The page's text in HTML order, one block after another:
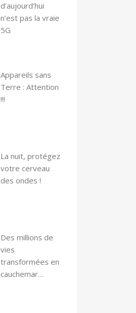
d’aujourd’hui
n’est pas la vraie
5G
Appareils sans
Terre : Attention
!!!
La nuit, protégez
votre cerveau
des ondes !
Des millions de
vies
transformées en
cauchemar…